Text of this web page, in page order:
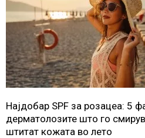
Најдобар SPF за розацеа: 5
дерматолозите што го
штитат кожата во лето